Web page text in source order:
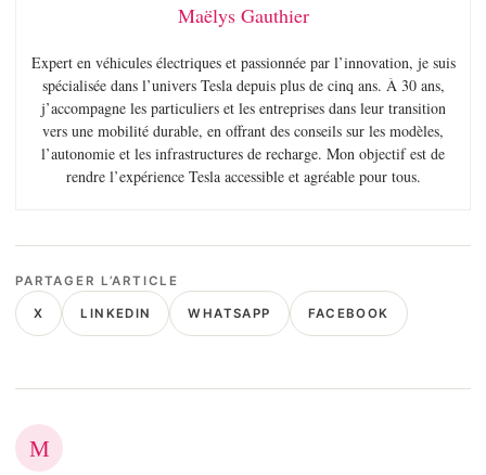
Maëlys Gauthier
Expert en véhicules électriques et passionnée par l’innovation, je suis
spécialisée dans l’univers Tesla depuis plus de cinq ans. À 30 ans,
j’accompagne les particuliers et les entreprises dans leur transition
vers une mobilité durable, en offrant des conseils sur les modèles,
l’autonomie et les infrastructures de recharge. Mon objectif est de
rendre l’expérience Tesla accessible et agréable pour tous.
PARTAGER L’ARTICLE
X LINKEDIN WHATSAPP FACEBOOK
M